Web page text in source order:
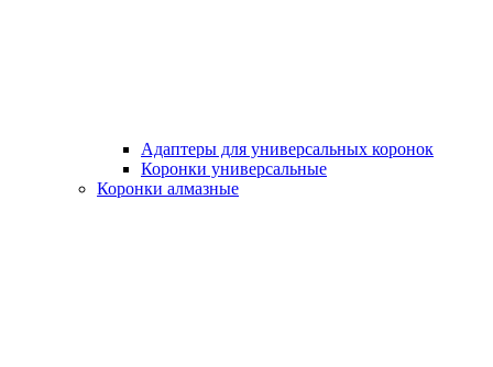
Адаптеры для универсальных коронок
Коронки универсальные
Коронки алмазные